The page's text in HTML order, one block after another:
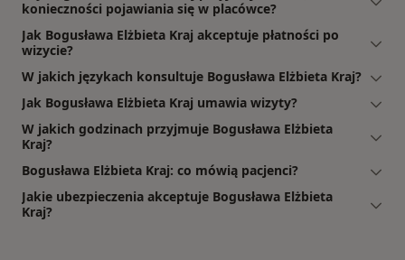
konieczności pojawiania się w placówce?
Jak Bogusława Elżbieta Kraj akceptuje płatności po
wizycie?
W jakich językach konsultuje Bogusława Elżbieta Kraj?
Jak Bogusława Elżbieta Kraj umawia wizyty?
W jakich godzinach przyjmuje Bogusława Elżbieta
Kraj?
Bogusława Elżbieta Kraj: co mówią pacjenci?
Jakie ubezpieczenia akceptuje Bogusława Elżbieta
Kraj?